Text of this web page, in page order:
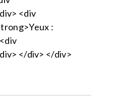
<div
:
</div> </div>